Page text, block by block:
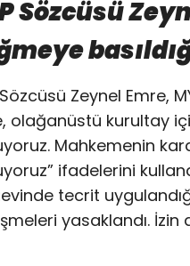
Sözcüsü
Zeynel Emre,
olağanüstü kurultay
Mahkemenin
ifadelerini
tecrit
yasaklandı. İzin